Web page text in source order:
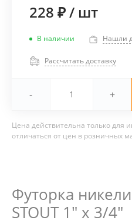
228 ₽/ шт
В наличии Нашли
Рассчитать доставку
- +
Цена действительна только для
отличаться от цен в розничных
Футорка
STOUT 1" x 3/4"